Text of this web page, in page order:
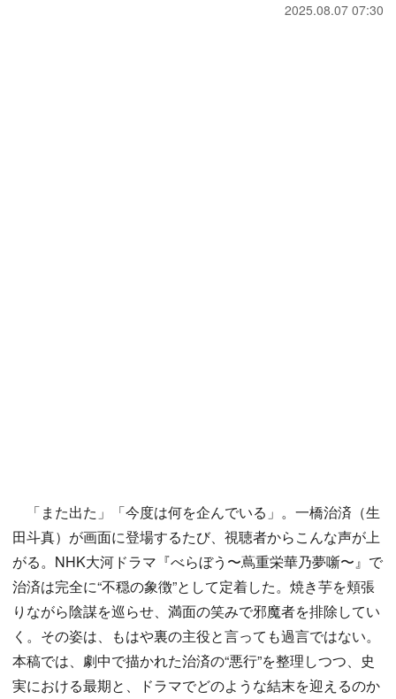
2025.08.07 07:30
「また出た」「今度は何を企んでいる」。一橋治済（生
田斗真）が画面に登場するたび、視聴者からこんな声が上
がる。NHK大河ドラマ『べらぼう〜蔦重栄華乃夢噺〜』で
治済は完全に“不穏の象徴”として定着した。焼き芋を頬張
りながら陰謀を巡らせ、満面の笑みで邪魔者を排除してい
く。その姿は、もはや裏の主役と言っても過言ではない。
本稿では、劇中で描かれた治済の“悪行”を整理しつつ、史
実における最期と、ドラマでどのような結末を迎えるのか